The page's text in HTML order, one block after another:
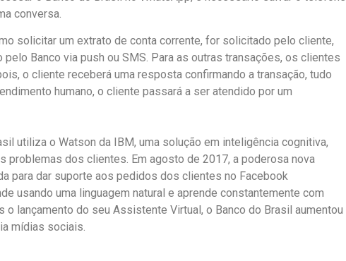
conversa.
solicitar um extrato de conta corrente, for solicitado pelo cliente,
Banco via push ou SMS. Para as outras transações, os clientes
o cliente receberá uma resposta confirmando a transação, tudo
humano, o cliente passará a ser atendido por um
utiliza o Watson da IBM, uma solução em inteligência cognitiva,
problemas dos clientes. Em agosto de 2017, a poderosa nova
para dar suporte aos pedidos dos clientes no Facebook
usando uma linguagem natural e aprende constantemente com
lançamento do seu Assistente Virtual, o Banco do Brasil aumentou
mídias sociais.